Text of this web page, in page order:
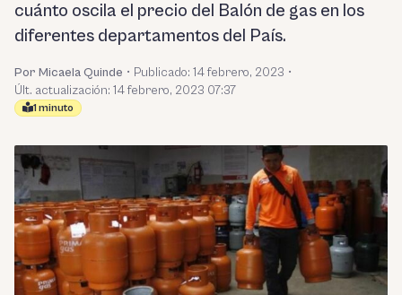
cuánto oscila el precio del Balón de gas en los
diferentes departamentos del País.
Por Micaela Quinde • Publicado: 14 febrero, 2023 •
Últ. actualización: 14 febrero, 2023 07:37
1 minuto